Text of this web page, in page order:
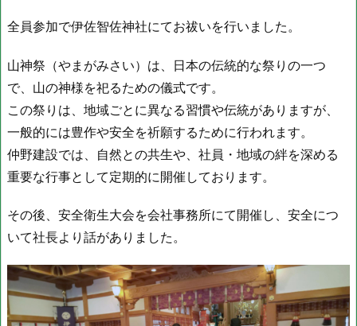
全員参加で伊佐智佐神社にてお祓いを行いました。
山神祭（やまがみさい）は、日本の伝統的な祭りの一つ
で、山の神様を祀るための儀式です。
この祭りは、地域ごとに異なる習慣や伝統がありますが、
一般的には豊作や安全を祈願するために行われます。
仲野建設では、自然との共生や、社員・地域の絆を深める
重要な行事として定期的に開催しております。
その後、安全衛生大会を会社事務所にて開催し、安全につ
いて社長より話がありました。